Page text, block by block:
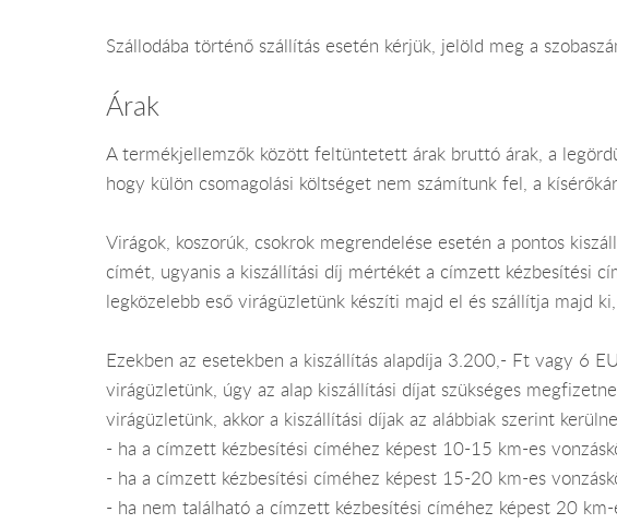
Szállodába történő szállítás esetén kérjük, jelöld meg a
Árak
A termékjellemzők között feltüntetett árak bruttó árak, a
hogy külön csomagolási költséget nem számítunk fel, a
Virágok, koszorúk, csokrok megrendelése esetén a pontos
címét, ugyanis a kiszállítási díj mértékét a címzett kézbesítési
legközelebb eső virágüzletünk készíti majd el és szállítja majd
Ezekben az esetekben a kiszállítás alapdíja 3.200,- Ft vagy 6
virágüzletünk, úgy az alap kiszállítási díjat szükséges
virágüzletünk, akkor a kiszállítási díjak az alábbiak szerint
- ha a címzett kézbesítési címéhez képest 10-15 km-es
- ha a címzett kézbesítési címéhez képest 15-20 km-es
- ha nem található a címzett kézbesítési címéhez képest 20